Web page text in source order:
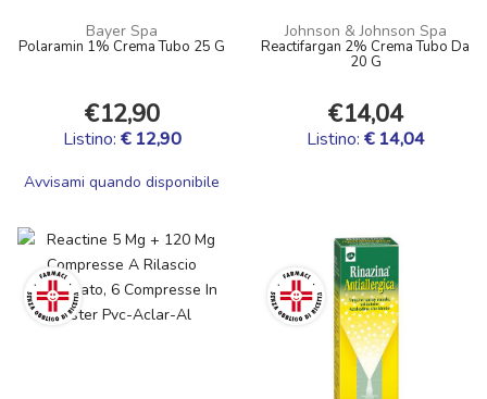
Bayer Spa
Polaramin 1% Crema Tubo 25 G
€12,90
Listino: € 12,90
Avvisami quando disponibile
Johnson & Johnson Spa
Reactifargan 2% Crema Tubo Da
20 G
€14,04
Listino: € 14,04